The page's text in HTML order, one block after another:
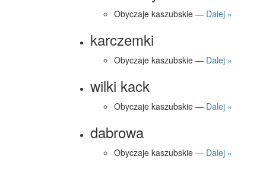
Obyczaje kaszubskie — Dalej »
karczemki
Obyczaje kaszubskie — Dalej »
wilki kack
Obyczaje kaszubskie — Dalej »
dabrowa
Obyczaje kaszubskie — Dalej »